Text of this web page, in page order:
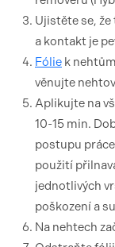
Ujistěte se,
a kontakt je
Fólie k
věnujte
Aplikujte na
10-15 min.
postupu
použití
jednotlivých
poškození a
Na nehtech